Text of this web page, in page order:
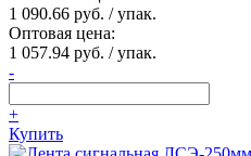
1 090.66 руб. / упак.
Оптовая цена:
1 057.94 руб. / упак.
-
+
Купить